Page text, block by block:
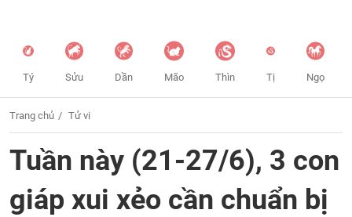
Tý Sửu Dần Mão Thìn Tị Ngọ
Trang chủ Tử vi
Tuần này (21-27/6), 3 con
giáp xui xẻo cần chuẩn bị